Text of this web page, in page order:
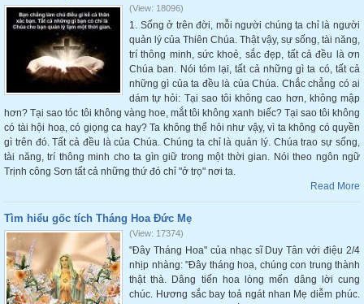
(View: 18096)
1. Sống ở trên đời, mỗi người chúng ta chỉ là người
quản lý của Thiên Chúa. Thật vậy, sự sống, tài năng,
trí thông minh, sức khoẻ, sắc đẹp, tất cả đều là ơn
Chúa ban. Nói tóm lại, tất cả những gì ta có, tất cả
những gì của ta đều là của Chúa. Chắc chẳng có ai
dám tự hỏi: Tại sao tôi không cao hơn, không mập
hơn? Tại sao tóc tôi không vàng hoe, mắt tôi không xanh biếc? Tại sao tôi không
có tài hội hoạ, có giọng ca hay? Ta không thể hỏi như vậy, vì ta không có quyền
gì trên đó. Tất cả đều là của Chúa. Chúng ta chỉ là quản lý. Chúa trao sự sống,
tài năng, trí thông minh cho ta gìn giữ trong một thời gian. Nói theo ngôn ngữ
Trịnh công Sơn tất cả những thứ đó chỉ "ở trọ" nơi ta.
Read More
Tìm hiểu gốc tích Tháng Hoa Đức Mẹ
(View: 17374)
"Đây Tháng Hoa" của nhạc sĩ Duy Tân với điệu 2/4
nhịp nhàng: "Đây tháng hoa, chúng con trung thành
thật thà. Dâng tiến hoa lòng mến dâng lời cung
chúc. Hương sắc bay toả ngát nhan Mẹ diễm phúc.